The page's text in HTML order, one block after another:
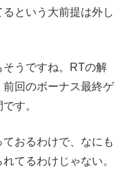
という大前提は外し
うですね。RTの解
回のボーナス最終ゲ
す。
おるわけで、なにも
てるわけじゃない。